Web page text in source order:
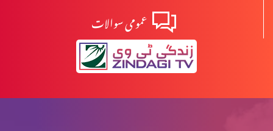
عمومی سوالات